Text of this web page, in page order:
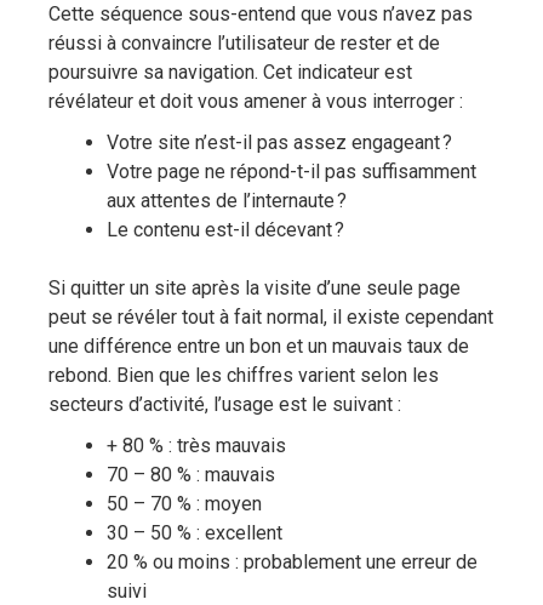
Cette séquence sous-entend que vous n’avez pas
réussi à convaincre l’utilisateur de rester et de
poursuivre sa navigation. Cet indicateur est
révélateur et doit vous amener à vous interroger :
Votre site n’est-il pas assez engageant ?
Votre page ne répond-t-il pas suffisamment
aux attentes de l’internaute ?
Le contenu est-il décevant ?
Si quitter un site après la visite d’une seule page
peut se révéler tout à fait normal, il existe cependant
une différence entre un bon et un mauvais taux de
rebond. Bien que les chiffres varient selon les
secteurs d’activité, l’usage est le suivant :
+ 80 % : très mauvais
70 – 80 % : mauvais
50 – 70 % : moyen
30 – 50 % : excellent
20 % ou moins : probablement une erreur de
suivi